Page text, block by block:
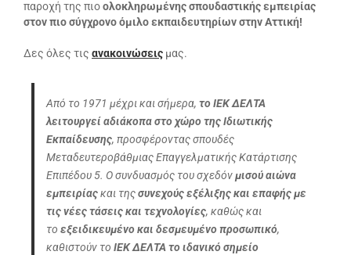
παροχή της πιοολοκληρωμένης σπουδαστικής εμπειρίας
στον πιο σύγχρονο όμιλο εκπαιδευτηρίων στην Αττική!
Δες όλες τις ανακοινώσεις μας.
Από το 1971 μέχρι και σήμερα, το ΙΕΚ ΔΕΛΤΑ
λειτουργεί αδιάκοπα στο χώρο της Ιδιωτικής
Εκπαίδευσης, προσφέροντας σπουδές
Μεταδευτεροβάθμιας Επαγγελματικής Κατάρτισης
Επιπέδου 5. Ο συνδυασμός του σχεδόνμισού αιώνα
εμπειρίαςκαι τηςσυνεχούς εξέλιξης και επαφής με
τις νέες τάσεις και τεχνολογίες, καθώς και
το εξειδικευμένο και δεσμευμένο προσωπικό,
καθιστούν το ΙΕΚ ΔΕΛΤΑτο ιδανικό σημείο